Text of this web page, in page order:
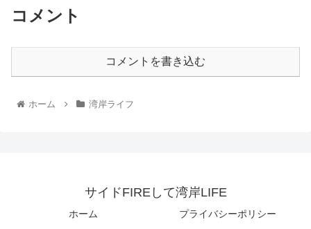
コメント
コメントを書き込む
ホーム 湾岸ライフ
サイドFIREして湾岸LIFE
ホーム
プライバシーポリシー